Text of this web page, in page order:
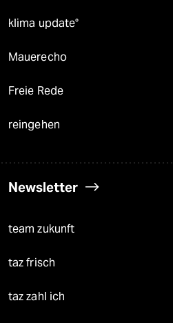
klima update°
Mauerecho
Freie Rede
reingehen
Newsletter
team zukunft
taz frisch
taz zahl ich